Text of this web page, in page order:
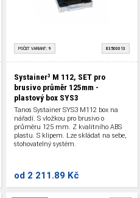
POČET VARIANT: 9 83500013
Systainer³ M 112, SET pro
brusivo průměr 125mm -
plastový box SYS3
Tanos Systainer SYS3 M112 box na
nářadí. S vložkou pro brusivo o
průměru 125 mm. Z kvalitního ABS
plastu. S klipem. Lze skládat na sebe,
stohovatelný systém.
od 2 211.89 Kč